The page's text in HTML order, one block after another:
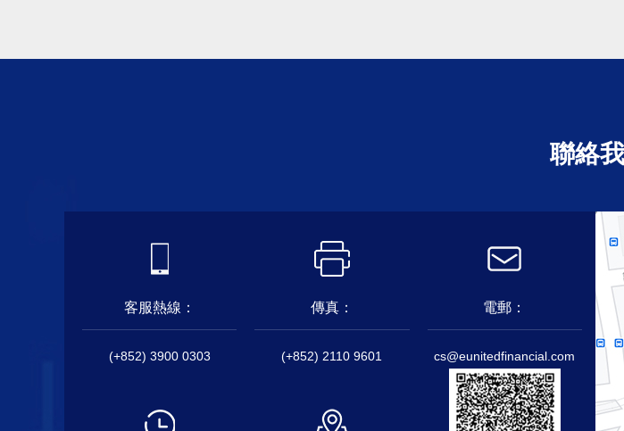
聯絡
客服熱線：
(+852) 3900 0303
傳真：
(+852) 2110 9601
電郵：
cs@eunitedfinancial.com